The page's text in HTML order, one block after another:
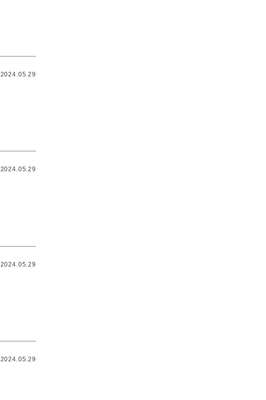
2024.05.29
2024.05.29
2024.05.29
2024.05.29